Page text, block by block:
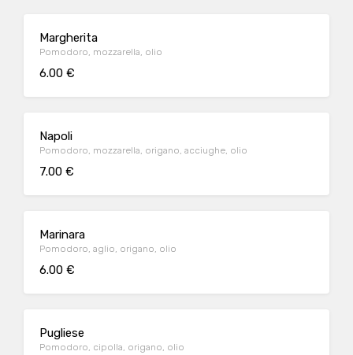
Margherita
Pomodoro, mozzarella, olio
6.00 €
Napoli
Pomodoro, mozzarella, origano, acciughe, olio
7.00 €
Marinara
Pomodoro, aglio, origano, olio
6.00 €
Pugliese
Pomodoro, cipolla, origano, olio